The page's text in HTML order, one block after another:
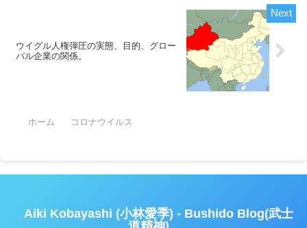
ウイグル人権弾圧の実態、目的、グロー
バル企業の関係。
ホーム コロナウイルス
Aiki Kobayashi (小林愛季) - Bushido Blog(武士